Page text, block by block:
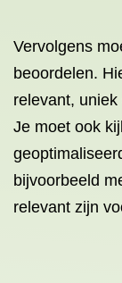
Vervolgens
beoordelen.
relevant,
Je moet ook
bijvoorbeeld
relevant zijn